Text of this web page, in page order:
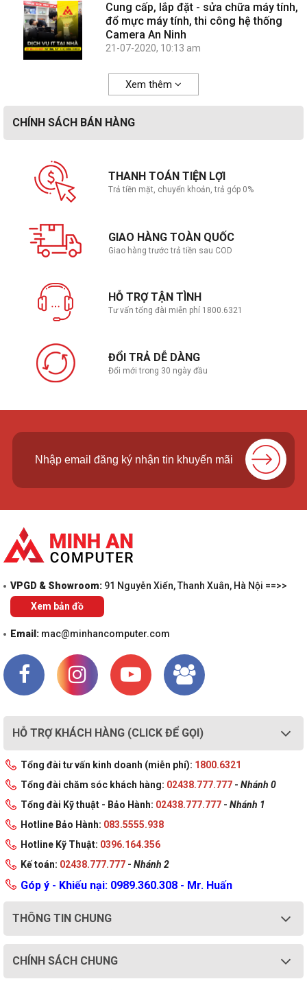
Cung cấp, lắp đặt - sửa chữa máy tính,
đổ mực máy tính, thi công hệ thống
Camera An Ninh
21-07-2020, 10:13 am
Xem thêm
CHÍNH SÁCH BÁN HÀNG
THANH TOÁN TIỆN LỢI
Trả tiền mặt, chuyển khoản, trả góp 0%
GIAO HÀNG TOÀN QUỐC
Giao hàng trước trả tiền sau COD
HỖ TRỢ TẬN TÌNH
Tư vấn tổng đài miễn phí 1800.6321
ĐỔI TRẢ DỄ DÀNG
Đổi mới trong 30 ngày đầu
VPGD & Showroom: 91 Nguyễn Xiển, Thanh Xuân, Hà Nội ==>>
Xem bản đồ
Email: mac@minhancomputer.com
HỖ TRỢ KHÁCH HÀNG (CLICK ĐỂ GỌI)
Tổng đài tư vấn kinh doanh (miễn phí): 1800.6321
Tổng đài chăm sóc khách hàng: 02438.777.777 - Nhánh 0
Tổng đài Kỹ thuật - Bảo Hành: 02438.777.777 - Nhánh 1
Hotline Bảo Hành: 083.5555.938
Hotline Kỹ Thuật: 0396.164.356
Kế toán: 02438.777.777 - Nhánh 2
Góp ý - Khiếu nại: 0989.360.308 - Mr. Huấn
THÔNG TIN CHUNG
CHÍNH SÁCH CHUNG